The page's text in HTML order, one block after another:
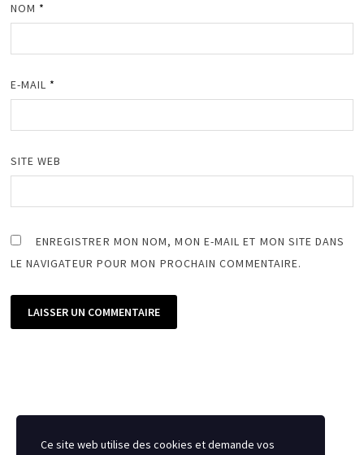
NOM *
E-MAIL *
SITE WEB
ENREGISTRER MON NOM, MON E-MAIL ET MON SITE DANS
LE NAVIGATEUR POUR MON PROCHAIN COMMENTAIRE.
Ce site web utilise des cookies et demande vos